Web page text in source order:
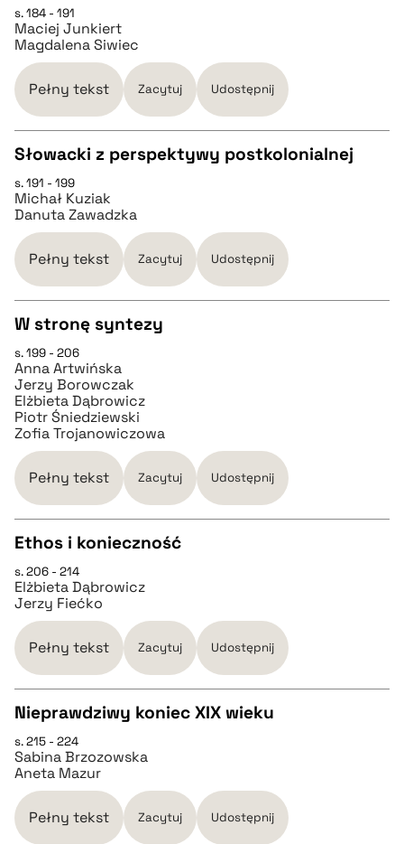
CZYSTY TEKST
pobierz cytat
BIBTEX
pobierz cytat
s. 184 - 191
Maciej Junkiert
Magdalena Siwiec
Pełny tekst Zacytuj Udostępnij
CZYSTY TEKST
pobierz cytat
BIBTEX
pobierz cytat
Słowacki z perspektywy postkolonialnej
s. 191 - 199
Michał Kuziak
Danuta Zawadzka
Pełny tekst Zacytuj Udostępnij
CZYSTY TEKST
pobierz cytat
pobierz cytat
W stronę syntezy
s. 199 - 206
Anna Artwińska
Jerzy Borowczak
Elżbieta Dąbrowicz
Piotr Śniedziewski
Zofia Trojanowiczowa
Pełny tekst Zacytuj Udostępnij
CZYSTY TEKST
pobierz cytat
BIBTEX
pobierz cytat
Ethos i konieczność
s. 206 - 214
Elżbieta Dąbrowicz
Jerzy Fiećko
Pełny tekst Zacytuj Udostępnij
CZYSTY TEKST
pobierz cytat
Nieprawdziwy koniec XIX wieku
s. 215 - 224
Sabina Brzozowska
Aneta Mazur
Pełny tekst Zacytuj Udostępnij